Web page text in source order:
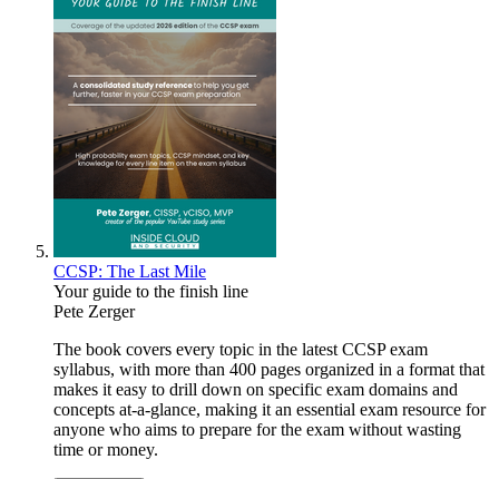
CCSP: The Last Mile
Your guide to the finish line
Pete Zerger
The book covers every topic in the latest CCSP exam
syllabus, with more than 400 pages organized in a format that
makes it easy to drill down on specific exam domains and
concepts at-a-glance, making it an essential exam resource for
anyone who aims to prepare for the exam without wasting
time or money.